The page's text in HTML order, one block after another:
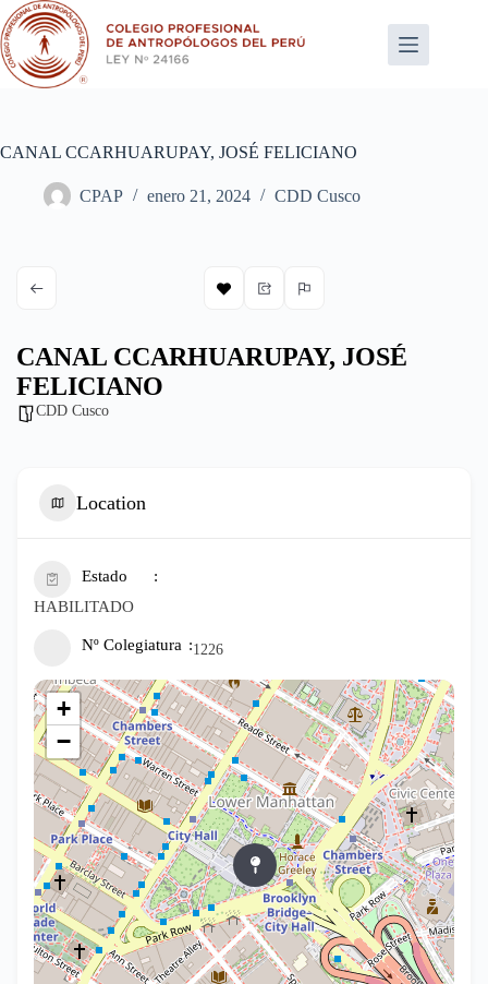
Saltar
al
contenido
CANAL CCARHUARUPAY, JOSÉ FELICIANO
CPAP enero 21, 2024 CDD Cusco
CANAL CCARHUARUPAY, JOSÉ
FELICIANO
CDD Cusco
Location
Estado
HABILITADO
Nº Colegiatura 1226
+
−